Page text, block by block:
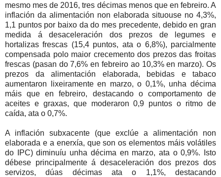
mesmo mes de 2016, tres décimas menos que en febreiro. A
inflación da alimentación non elaborada situouse no 4,3%,
1,1 puntos por baixo da do mes precedente, debido en gran
medida á desaceleración dos prezos de legumes e
hortalizas frescas (15,4 puntos, ata o 6,8%), parcialmente
compensada polo maior crecemento dos prezos das froitas
frescas (pasan do 7,6% en febreiro ao 10,3% en marzo). Os
prezos da alimentación elaborada, bebidas e tabaco
aumentaron lixeiramente en marzo, o 0,1%, unha décima
máis que en febreiro, destacando o comportamento de
aceites e graxas, que moderaron 0,9 puntos o ritmo de
caída, ata o 0,7%.
A inflación subxacente (que exclúe a alimentación non
elaborada e a enerxía, que son os elementos máis volátiles
do IPC) diminuíu unha décima en marzo, ata o 0,9%. Isto
débese principalmente á desaceleración dos prezos dos
servizos, dúas décimas ata o 1,1%, destacando